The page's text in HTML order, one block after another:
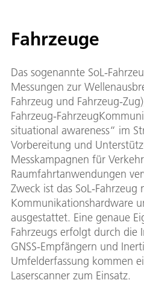
Fahrzeuge
Das sogenannte SoL-
Messungen zur
Fahrzeug und Fahrzeug-
Fahrzeug-
situational awareness“ im
Vorbereitung und
Messkampagnen für
Raumfahrtanwendungen
Zweck ist das SoL-Fahrzeug
Kommunikationshardware
ausgestattet. Eine genaue
Fahrzeugs erfolgt durch die
GNSS-Empfängern und
Umfelderfassung kommen
Laserscanner zum Einsatz.